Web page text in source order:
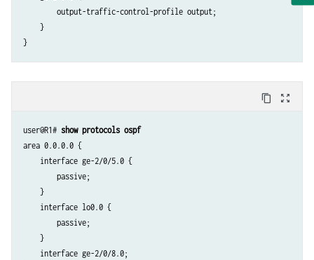
        output-traffic-control-profile output;
    }
content_copy zoom_out_map
user@R1# show protocols ospf
area 0.0.0.0 {
    interface ge-2/0/5.0 {
        passive;
    }
    interface lo0.0 {
        passive;
    }
    interface ge-2/0/8.0;